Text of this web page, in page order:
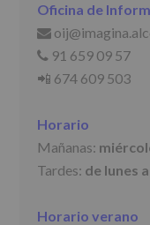
del
interesado
para
este
Destinatarios
se
cederán
terceros,
Oficina de
📩
📞
91 659 09 57
📲 674 609 503
Horario
Mañanas:
Tardes: de lunes
Horario verano